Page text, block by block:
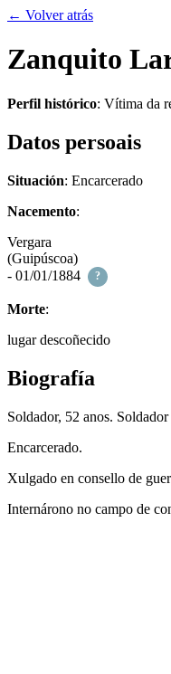
← Volver atrás
Zanquito
Perfil histórico: Vítima da
Datos persoais
Situación: Encarcerado
Nacemento:
Vergara
(Guipúscoa)
- 01/01/1884
?
Morte:
lugar descoñecido
Biografía
Soldador, 52 anos.
Encarcerado.
Xulgado en consello de
Internárono no campo de